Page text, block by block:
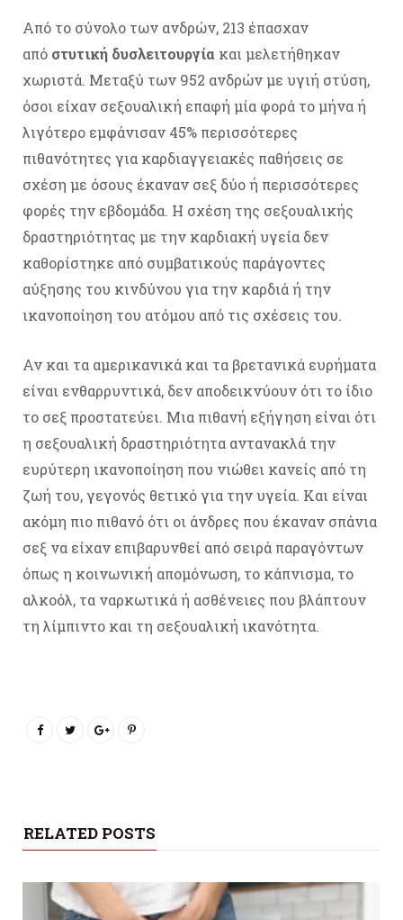
Από το σύνολο των ανδρών, 213 έπασχαν
από στυτική δυσλειτουργία και μελετήθηκαν
χωριστά. Μεταξύ των 952 ανδρών με υγιή στύση,
όσοι είχαν σεξουαλική επαφή μία φορά το μήνα ή
λιγότερο εμφάνισαν 45% περισσότερες
πιθανότητες για καρδιαγγειακές παθήσεις σε
σχέση με όσους έκαναν σεξ δύο ή περισσότερες
φορές την εβδομάδα. Η σχέση της σεξουαλικής
δραστηριότητας με την καρδιακή υγεία δεν
καθορίστηκε από συμβατικούς παράγοντες
αύξησης του κινδύνου για την καρδιά ή την
ικανοποίηση του ατόμου από τις σχέσεις του.
Αν και τα αμερικανικά και τα βρετανικά ευρήματα
είναι ενθαρρυντικά, δεν αποδεικνύουν ότι το ίδιο
το σεξ προστατεύει. Μια πιθανή εξήγηση είναι ότι
η σεξουαλική δραστηριότητα αντανακλά την
ευρύτερη ικανοποίηση που νιώθει κανείς από τη
ζωή του, γεγονός θετικό για την υγεία. Και είναι
ακόμη πιο πιθανό ότι οι άνδρες που έκαναν σπάνια
σεξ να είχαν επιβαρυνθεί από σειρά παραγόντων
όπως η κοινωνική απομόνωση, το κάπνισμα, το
αλκοόλ, τα ναρκωτικά ή ασθένειες που βλάπτουν
τη λίμπιντο και τη σεξουαλική ικανότητα.
RELATED POSTS